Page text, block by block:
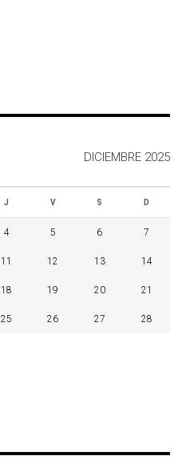
DICIEMBRE 2025
J V S D
4 5 6 7
11 12 13 14
18 19 20 21
25 26 27 28